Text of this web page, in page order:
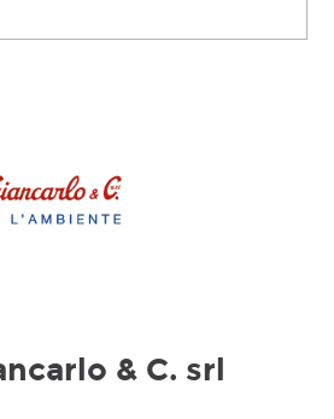
& C. srl